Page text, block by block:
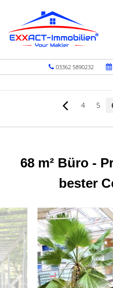
03362 5890232
4 5
68 m² Büro -
bester